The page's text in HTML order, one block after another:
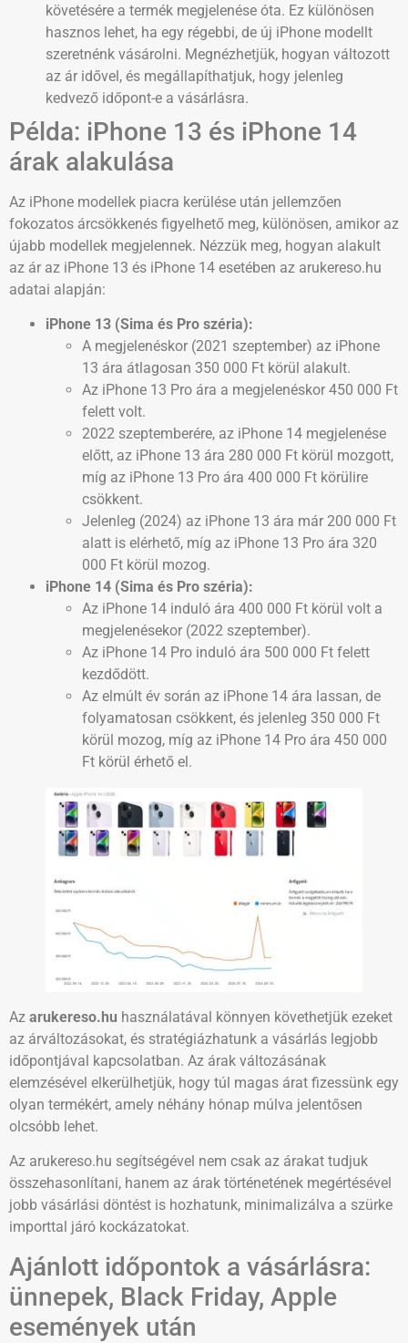
követésére a termék megjelenése óta. Ez különösen
hasznos lehet, ha egy régebbi, de új iPhone modellt
szeretnénk vásárolni. Megnézhetjük, hogyan változott
az ár idővel, és megállapíthatjuk, hogy jelenleg
kedvező időpont-e a vásárlásra.
Példa: iPhone 13 és iPhone 14
árak alakulása
Az iPhone modellek piacra kerülése után jellemzően
fokozatos árcsökkenés figyelhető meg, különösen, amikor az
újabb modellek megjelennek. Nézzük meg, hogyan alakult
az ár az iPhone 13 és iPhone 14 esetében az arukereso.hu
adatai alapján:
iPhone 13 (Sima és Pro széria):
A megjelenéskor (2021 szeptember) az iPhone
13 ára átlagosan 350 000 Ft körül alakult.
Az iPhone 13 Pro ára a megjelenéskor 450 000 Ft
felett volt.
2022 szeptemberére, az iPhone 14 megjelenése
előtt, az iPhone 13 ára 280 000 Ft körül mozgott,
míg az iPhone 13 Pro ára 400 000 Ft körülire
csökkent.
Jelenleg (2024) az iPhone 13 ára már 200 000 Ft
alatt is elérhető, míg az iPhone 13 Pro ára 320
000 Ft körül mozog.
iPhone 14 (Sima és Pro széria):
Az iPhone 14 induló ára 400 000 Ft körül volt a
megjelenésekor (2022 szeptember).
Az iPhone 14 Pro induló ára 500 000 Ft felett
kezdődött.
Az elmúlt év során az iPhone 14 ára lassan, de
folyamatosan csökkent, és jelenleg 350 000 Ft
körül mozog, míg az iPhone 14 Pro ára 450 000
Ft körül érhető el.
Az arukereso.hu használatával könnyen követhetjük ezeket
az árváltozásokat, és stratégiázhatunk a vásárlás legjobb
időpontjával kapcsolatban. Az árak változásának
elemzésével elkerülhetjük, hogy túl magas árat fizessünk egy
olyan termékért, amely néhány hónap múlva jelentősen
olcsóbb lehet.
Az arukereso.hu segítségével nem csak az árakat tudjuk
összehasonlítani, hanem az árak történetének megértésével
jobb vásárlási döntést is hozhatunk, minimalizálva a szürke
importtal járó kockázatokat.
Ajánlott időpontok a vásárlásra:
ünnepek, Black Friday, Apple
események után